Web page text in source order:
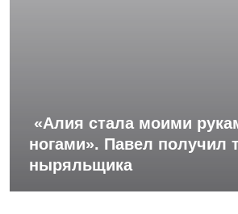
«Алия стала моими
ногами». Павел получил
ныряльщика